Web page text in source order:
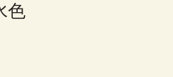
色